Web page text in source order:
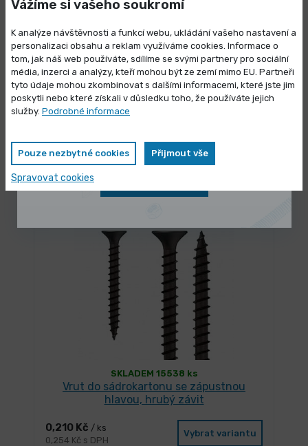
SKLADEM 3460 ks
0,527 Kč/ ks
0,637 Kč s DPH
SKLADEM 15538 ks
Vrut do sádrokartonu se zápustnou
hlavou, hrubý závit
0,210 Kč / ks
0,254 Kč s DPH
Vybrat variantu
Vážíme si vašeho soukromí
K analýze návštěvnosti a funkcí webu, ukládání vašeho nastavení a
personalizaci obsahu a reklam využíváme cookies. Informace o
tom, jak náš web používáte, sdílíme se svými partnery pro sociální
média, inzerci a analýzy, kteří mohou být ze zemí mimo EU. Partneři
tyto údaje mohou zkombinovat s dalšími informacemi, které jste jim
poskytli nebo které získali v důsledku toho, že používáte jejich
služby. Podrobné informace
Pouze nezbytné cookies Přijmout vše
Spravovat cookies
Výprodej skladových zásob
Vybrané produkty nyní pořídíte za